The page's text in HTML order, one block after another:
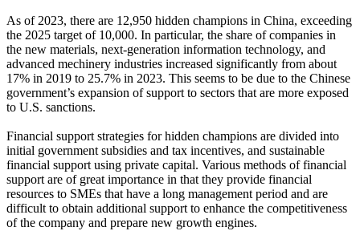
As of 2023, there are 12,950 hidden champions in China, exceeding
the 2025 target of 10,000. In particular, the share of companies in
the new materials, next-generation information technology, and
advanced mechinery industries increased significantly from about
17% in 2019 to 25.7% in 2023. This seems to be due to the Chinese
government’s expansion of support to sectors that are more exposed
to U.S. sanctions.
Financial support strategies for hidden champions are divided into
initial government subsidies and tax incentives, and sustainable
financial support using private capital. Various methods of financial
support are of great importance in that they provide financial
resources to SMEs that have a long management period and are
difficult to obtain additional support to enhance the competitiveness
of the company and prepare new growth engines.